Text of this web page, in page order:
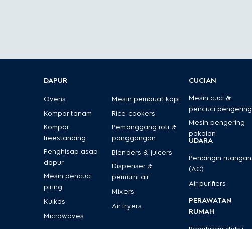
DAPUR
Ovens
Kompor tanam
Kompor
freestanding
Penghisap asap
dapur
Mesin pencuci
piring
Kulkas
Microwaves
Mesin pembuat kopi
Rice cookers
Pemanggang roti &
panggangan
Blenders & juicers
Dispenser &
pemurni air
Mixers
Air fryers
CUCIAN
Mesin cuci &
pencuci pengering
Mesin pengering
pakaian
UDARA
Pendingin ruangan
(AC)
Air purifiers
PERAWATAN
RUMAH